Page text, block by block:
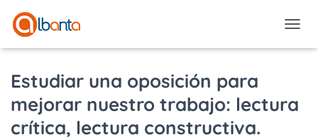
Estudiar una oposición para
mejorar nuestro trabajo: lectura
crítica, lectura constructiva.